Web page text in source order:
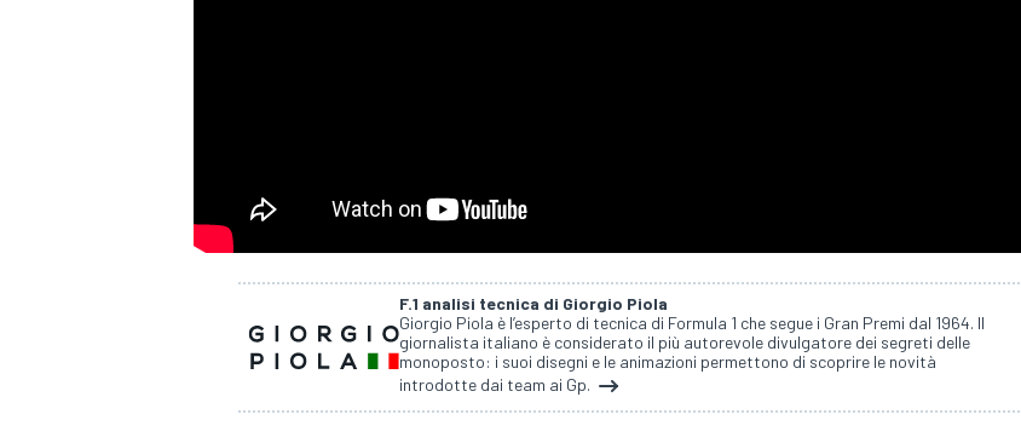
F.1 analisi tecnica di Giorgio Piola
Giorgio Piola è l’esperto di tecnica di Formula 1 che segue i Gran Premi dal 1964. Il
giornalista italiano è considerato il più autorevole divulgatore dei segreti delle
monoposto: i suoi disegni e le animazioni permettono di scoprire le novità
introdotte dai team ai Gp.